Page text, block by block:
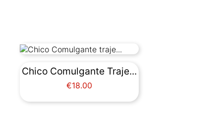
Chico Comulgante Traje...
Price
€18.00